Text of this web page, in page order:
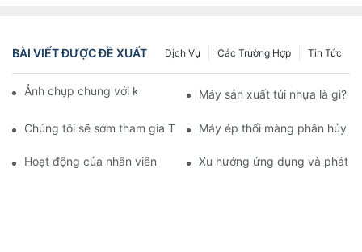
BÀI VIẾT ĐƯỢC ĐỀ XUẤT Tin Tức
Các Trường Hợp
Dịch Vụ
Ảnh chụp chung với khách hàng tại triển lãm.Máy sản xuất túi nhựa là gì?
Chúng tôi sẽ sớm tham gia Triển lãm Công nghiệp Nhựa và
Máy ép thổi màng phân hủy
Hoạt động của nhân viên Xu hướng ứng dụng và phát